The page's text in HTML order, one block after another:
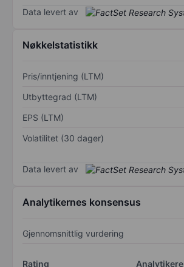
Data levert av
Nøkkelstatistikk
Pris/inntjening (LTM)
Utbyttegrad (LTM)
EPS (LTM)
Volatilitet (30 dager)
Data levert av
Analytikernes konsensus
Gjennomsnittlig vurdering
Rating
Analytikere